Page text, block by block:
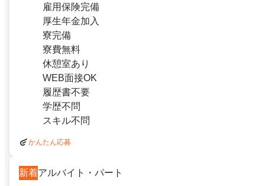
雇用保険完備
厚生年金加入
寮完備
寮費無料
休憩室あり
WEB面接OK
履歴書不要
学歴不問
スキル不問
かんたん応募
新着アルバイト・パート